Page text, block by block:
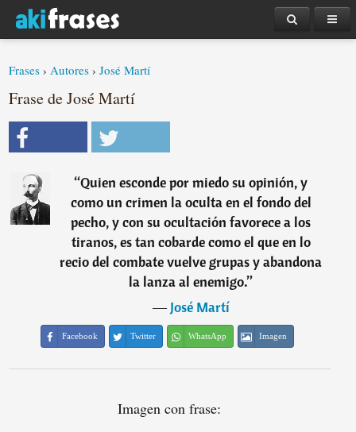
Frases ›Autores ›José Martí
Frase de José Martí
“Quien esconde por miedo su opinión, y
como un crimen la oculta en el fondo del
pecho, y con su ocultación favorece a los
tiranos, es tan cobarde como el que en lo
recio del combate vuelve grupas y abandona
la lanza al enemigo.”
―José Martí
Facebook Twitter WhatsApp Imagen
Imagen con frase: